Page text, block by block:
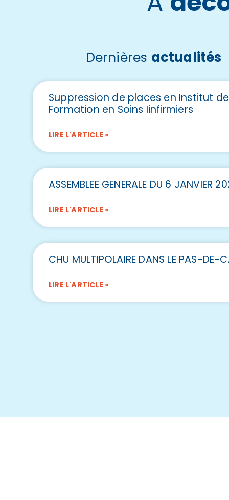
Dernières actualités
Suppression de places en Institut de
Formation en Soins Iinfirmiers
LIRE L'ARTICLE »
ASSEMBLEE GENERALE DU 6 JANVIER
LIRE L'ARTICLE »
CHU MULTIPOLAIRE DANS LE PAS-DE-
LIRE L'ARTICLE »